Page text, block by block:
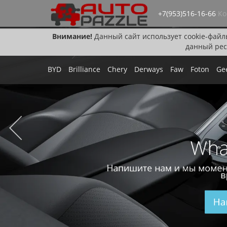
Внимание!Данный сайт использует cookie-
данный
+7(953)516-16-66
BYD Brilliance Chery Derways Faw Foton
Напишите нам и мы